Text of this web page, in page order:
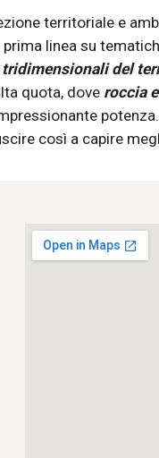
territoriale e
linea su
del
quota, dove roccia
così a capire